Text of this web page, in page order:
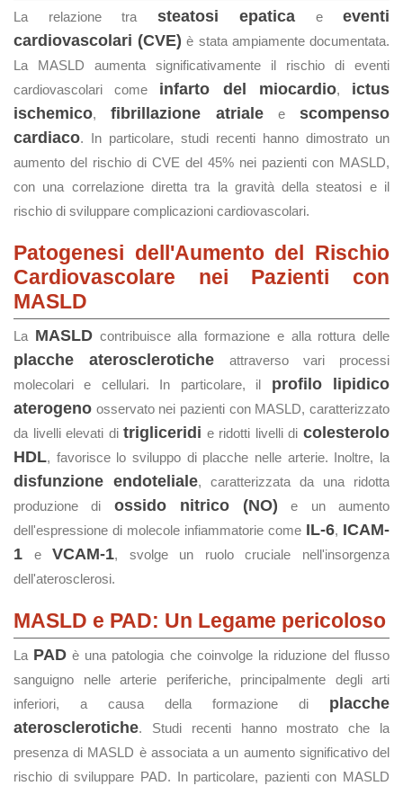
La relazione tra steatosi epatica e eventi
cardiovascolari (CVE) è stata ampiamente documentata.
La MASLD aumenta significativamente il rischio di eventi
cardiovascolari come infarto del miocardio, ictus
ischemico, fibrillazione atriale e scompenso
cardiaco. In particolare, studi recenti hanno dimostrato un
aumento del rischio di CVE del 45% nei pazienti con MASLD,
con una correlazione diretta tra la gravità della steatosi e il
rischio di sviluppare complicazioni cardiovascolari.
Patogenesi dell'Aumento del Rischio
Cardiovascolare nei Pazienti con
MASLD
La MASLDcontribuisce alla formazione e alla rottura delle
placche aterosclerotiche attraverso vari processi
molecolari e cellulari. In particolare, il profilo lipidico
aterogeno osservato nei pazienti con MASLD, caratterizzato
da livelli elevati ditrigliceridi e ridotti livelli dicolesterolo
HDL, favorisce lo sviluppo di placche nelle arterie. Inoltre, la
disfunzione endoteliale, caratterizzata da una ridotta
produzione di ossido nitrico (NO) e un aumento
dell'espressione di molecole infiammatorie come IL-6, ICAM-
1 eVCAM-1, svolge un ruolo cruciale nell'insorgenza
dell'aterosclerosi.
MASLD e PAD: Un Legame pericoloso
La PAD è una patologia che coinvolge la riduzione del flusso
sanguigno nelle arterie periferiche, principalmente degli arti
inferiori, a causa della formazione di placche
aterosclerotiche. Studi recenti hanno mostrato che la
presenza di MASLD è associata a un aumento significativo del
rischio di sviluppare PAD. In particolare, pazienti con MASLD